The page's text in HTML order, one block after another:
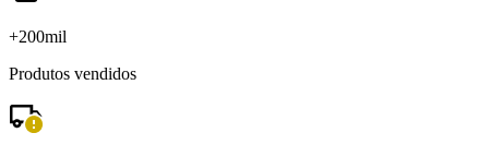
+200mil
Produtos vendidos